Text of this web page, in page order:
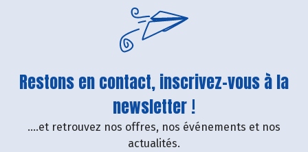
Restons en contact, inscrivez-vous à la
newsletter !
....et retrouvez nos offres, nos événements et nos
actualités.